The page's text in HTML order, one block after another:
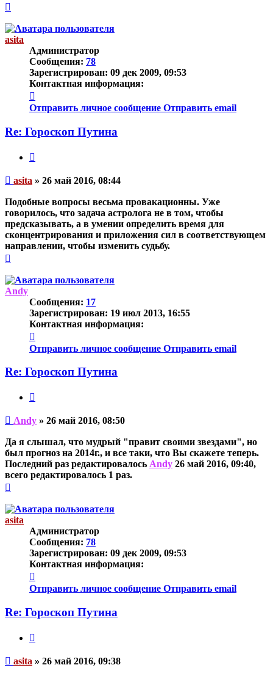
началу
asita
Администратор
Сообщения: 78
Зарегистрирован: 09 дек 2009, 09:53
Контактная информация:
информация
пользователя
Отправить личное сообщение Отправить email
Re: Гороскоп Путина
Непрочитанное
asita » 26 май 2016, 08:44
Подобные вопросы весьма провакационны. Уже
говорилось, что задача астролога не в том, чтобы
предсказывать, а в умении определить время для
сконцентрирования и приложения сил в соответствующем
направлении, чтобы изменить судьбу.
началу
Andy
Сообщения: 17
Зарегистрирован: 19 июл 2013, 16:55
Контактная информация:
информация
пользователя
Отправить личное сообщение Отправить email
Re: Гороскоп Путина
Непрочитанное
сообщение
Andy » 26 май 2016, 08:50
Да я слышал, что мудрый "правит своими звездами", но
был прогноз на 2014г., и все таки, что Вы скажете теперь.
Последний раз редактировалось Andy 26 май 2016, 09:40,
всего редактировалось 1 раз.
началу
asita
Администратор
Сообщения: 78
Зарегистрирован: 09 дек 2009, 09:53
Контактная информация:
информация
пользователя
Отправить личное сообщение Отправить email
Re: Гороскоп Путина
Непрочитанное
asita » 26 май 2016, 09:38